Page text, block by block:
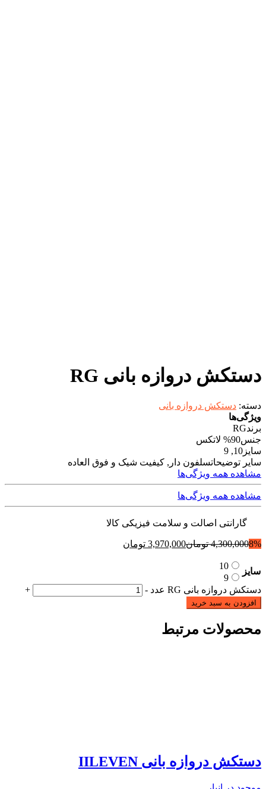
دستکش دروازه بانی RG
دسته: دستکش دروازه بانی
ویژگی‌ها
برندRG
جنس90% لاتکس
سایز 10, 9
سایر توضیحاتسلفون دار, کیفیت شیک و فوق العاده
مشاهده همه ویژگی‌ها
مشاهده همه ویژگی‌ها
گارانتی اصالت و سلامت فیزیکی کالا
8%
4,300,000 تومان3,970,000 تومان
سایز
10
9
دستکش دروازه بانی RG عدد
-
+
افزودن به سبد خرید
محصولات مرتبط
دستکش دروازه بانی IILEVEN